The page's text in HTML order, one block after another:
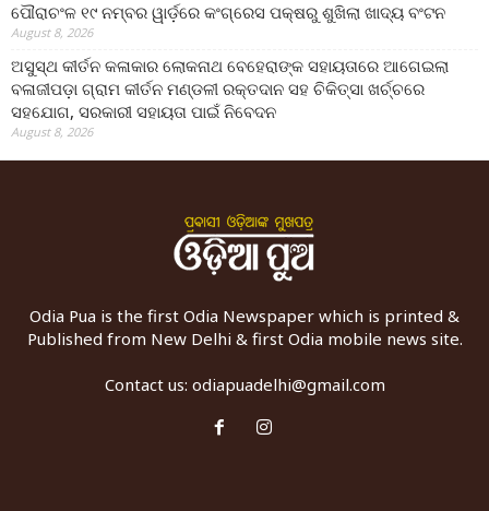
ପୌରାଚଂଳ ୧୯ ନମ୍ବର ୱାର୍ଡ଼ରେ କଂଗ୍ରେସ ପକ୍ଷରୁ ଶୁଖିଲା ଖାଦ୍ୟ ବଂଟନ
August 8, 2026
ଅସୁସ୍ଥ କୀର୍ତନ କଳାକାର ଲୋକନାଥ ବେହେରାଙ୍କ ସହାୟତାରେ ଆଗେଇଲା
ବଳାଜୀପଡ଼ା ଗ୍ରାମ କୀର୍ତନ ମଣ୍ଡଳୀ ରକ୍ତଦାନ ସହ ଚିକିତ୍ସା ଖର୍ଚ୍ଚରେ
ସହଯୋଗ, ସରକାରୀ ସହାୟତା ପାଇଁ ନିବେଦନ
August 8, 2026
Odia Pua is the first Odia Newspaper which is printed &
Published from New Delhi & first Odia mobile news site.
Contact us: odiapuadelhi@gmail.com